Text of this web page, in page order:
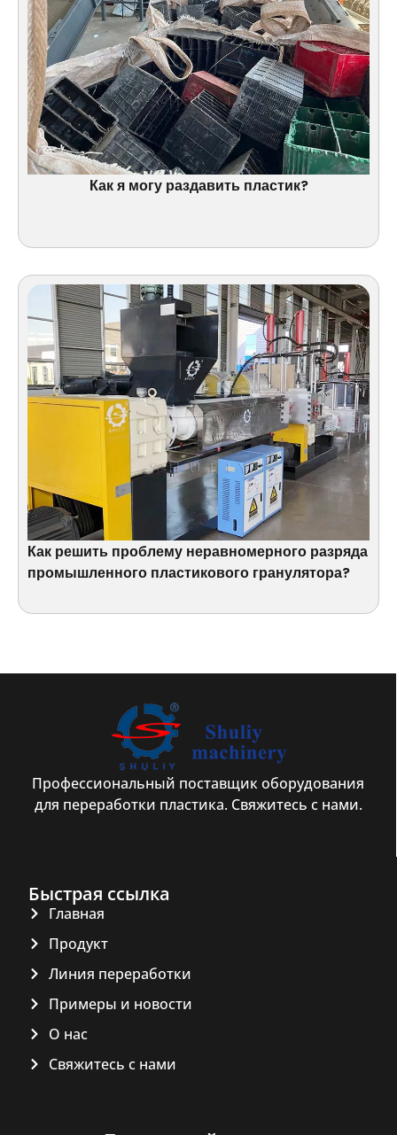
Как я могу раздавить пластик?
Как решить проблему неравномерного разряда
промышленного пластикового гранулятора?
Профессиональный поставщик оборудования
для переработки пластика. Свяжитесь с нами.
Быстрая ссылка
Главная
Продукт
Линия переработки
Примеры и новости
О нас
Свяжитесь с нами